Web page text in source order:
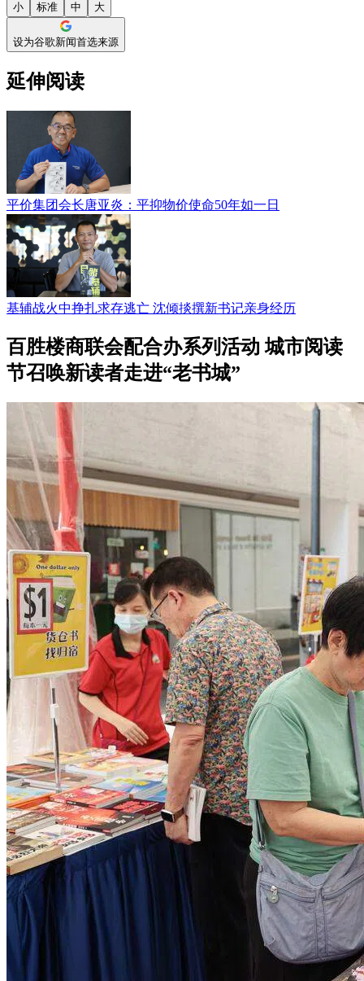
小 标准 中 大
设为谷歌新闻首选来源
延伸阅读
平价集团会长唐亚炎：平抑物价使命50年如一日
基辅战火中挣扎求存逃亡 沈倾掞撰新书记亲身经历
百胜楼商联会配合办系列活动 城市阅读
节召唤新读者走进“老书城”